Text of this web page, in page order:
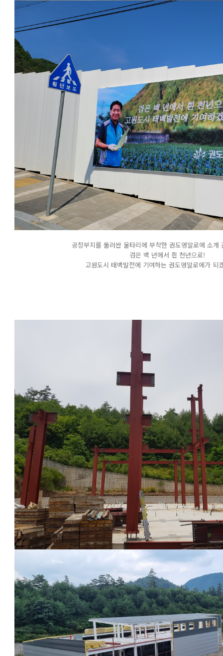
공장부지를 둘러싼 울타리에 부착한 권도영알로에 소개
검은 백 년에서 흰 천년으로!
고원도시 태백발전에 기여하는 권도영알로에가 되